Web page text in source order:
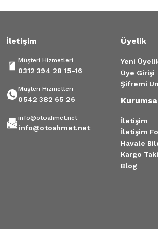
İletişim
Müşteri Hizmetleri
0312 394 28 15-16
Müşteri Hizmetleri
0542 382 65 26
info@otoahmet.net
info@otoahmet.net
Üyelik
Yeni
Üye Girişi
Şifremi
İletişim
İletişim
Havale
Kargo
Blog